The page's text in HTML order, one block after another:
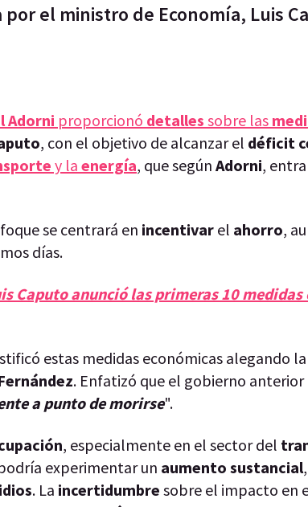
el ministro de Economía, Luis
Adorni proporcionó detalles sobre las
, con el objetivo de alcanzar el déficit
y la energía, que según Adorni,
se centrará en incentivar el ahorro,
días.
Caputo anunció las primeras 10
estas medidas económicas alegando
. Enfatizó que el gobierno
a punto de morirse".
, especialmente en el sector del
experimentar un aumento sustancial
. La incertidumbre sobre el impacto en